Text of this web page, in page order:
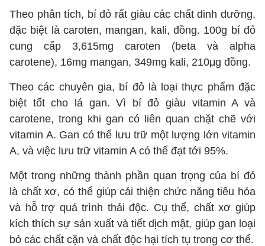
Theo phân tích, bí đỏ rất giàu các chất dinh dưỡng,
đặc biệt là caroten, mangan, kali, đồng. 100g bí đỏ
cung cấp 3,615mg caroten (beta và alpha
carotene), 16mg mangan, 349mg kali, 210μg đồng.
Theo các chuyên gia, bí đỏ là loại thực phẩm đặc
biệt tốt cho lá gan. Vì bí đỏ giàu vitamin A và
carotene, trong khi gan có liên quan chặt chẽ với
vitamin A. Gan có thể lưu trữ một lượng lớn vitamin
A, và việc lưu trữ vitamin A có thể đạt tới 95%.
Một trong những thành phần quan trọng của bí đỏ
là chất xơ, có thể giúp cải thiện chức năng tiêu hóa
và hỗ trợ quá trình thải độc. Cụ thể, chất xơ giúp
kích thích sự sản xuất và tiết dịch mật, giúp gan loại
bỏ các chất cặn và chất độc hại tích tụ trong cơ thể.